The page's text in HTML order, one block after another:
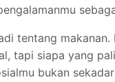
tentang makanan.
tapi siapa yang
bukan